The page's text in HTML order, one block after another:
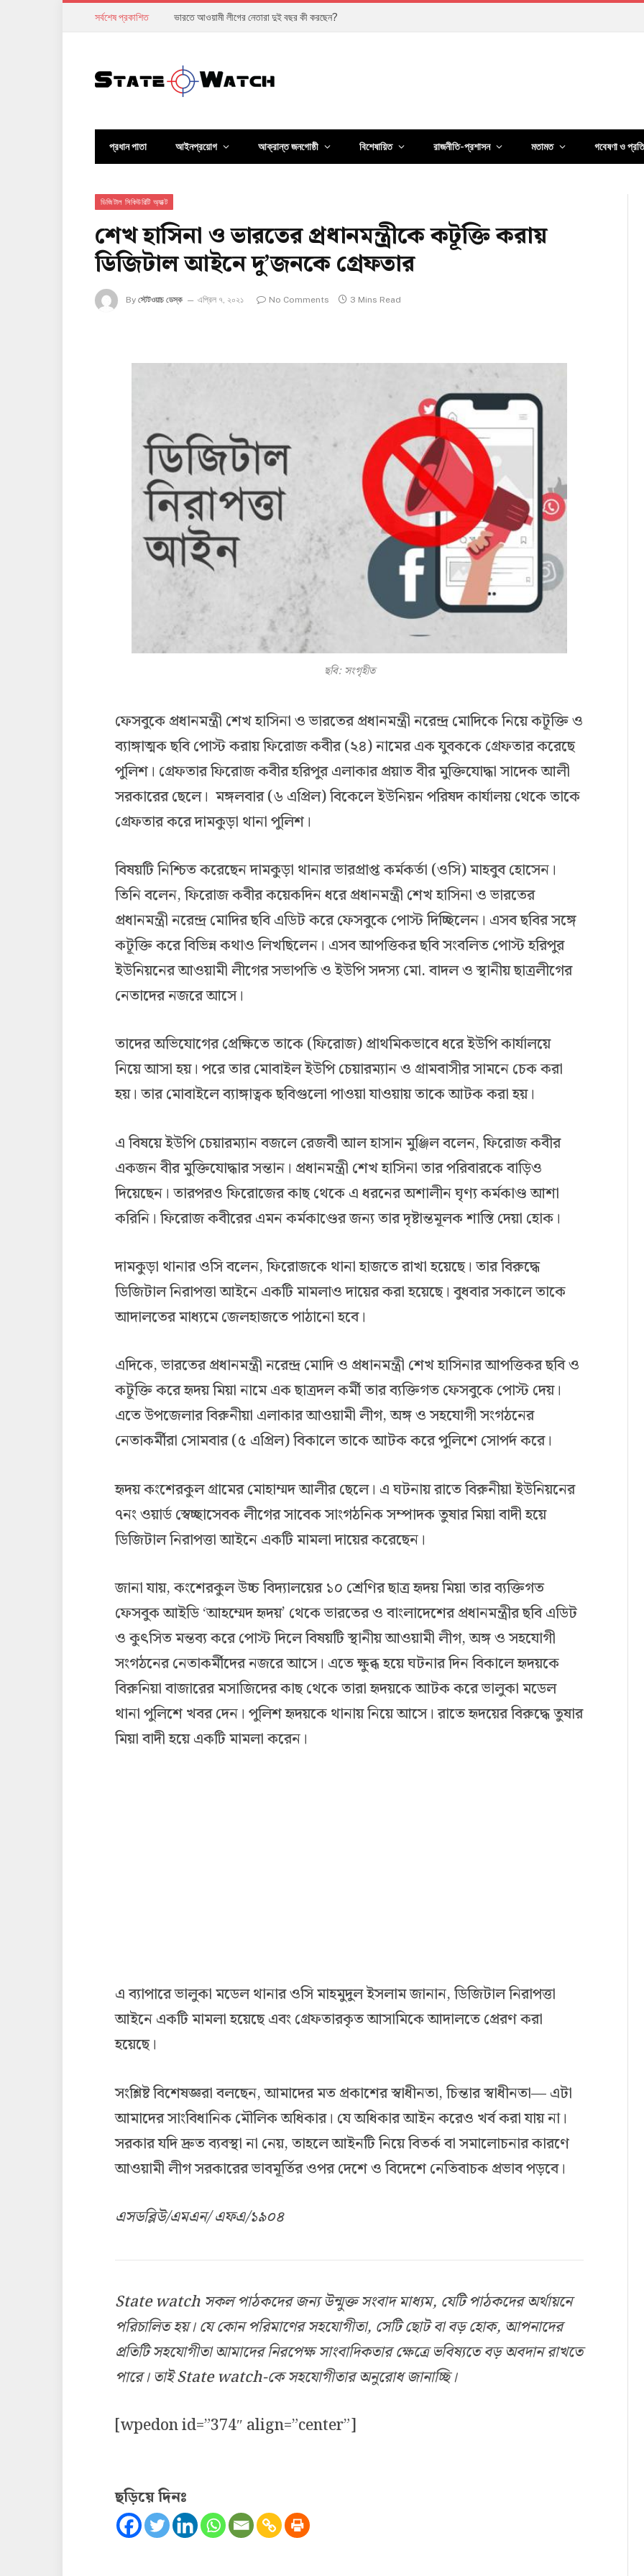
সর্বশেষ প্রকাশিত আগস্টের আকাশে উল্কাবৃষ্টি: বাংলাদেশ থেকে কখন দেখা যাবে?
প্রধান পাতা আইনপ্রয়োগ আক্রান্ত জনগোষ্ঠী বিশেষায়িত রাজনীতি-প্রশাসন মতামত গবেষণা ও
ডিজিটাল সিকিউরিটি অ্যাক্ট
শেখ হাসিনা ও ভারতের প্রধানমন্ত্রীকে কটূক্তি করায়
ডিজিটাল আইনে দু’জনকে গ্রেফতার
By স্টেটওয়াচ ডেস্ক এপ্রিল ৭, ২০২১ No Comments 3 Mins Read
ছবি: সংগৃহীত
ফেসবুকে প্রধানমন্ত্রী শেখ হাসিনা ও ভারতের প্রধানমন্ত্রী নরেন্দ্র মোদিকে নিয়ে কটূক্তি ও
ব্যাঙ্গাত্মক ছবি পোস্ট করায় ফিরোজ কবীর (২৪) নামের এক যুবককে গ্রেফতার করেছে
পুলিশ। গ্রেফতার ফিরোজ কবীর হরিপুর এলাকার প্রয়াত বীর মুক্তিযোদ্ধা সাদেক আলী
সরকারের ছেলে। মঙ্গলবার (৬ এপ্রিল) বিকেলে ইউনিয়ন পরিষদ কার্যালয় থেকে তাকে
গ্রেফতার করে দামকুড়া থানা পুলিশ।
বিষয়টি নিশ্চিত করেছেন দামকুড়া থানার ভারপ্রাপ্ত কর্মকর্তা (ওসি) মাহবুব হোসেন।
তিনি বলেন, ফিরোজ কবীর কয়েকদিন ধরে প্রধানমন্ত্রী শেখ হাসিনা ও ভারতের
প্রধানমন্ত্রী নরেন্দ্র মোদির ছবি এডিট করে ফেসবুকে পোস্ট দিচ্ছিলেন। এসব ছবির সঙ্গে
কটূক্তি করে বিভিন্ন কথাও লিখছিলেন। এসব আপত্তিকর ছবি সংবলিত পোস্ট হরিপুর
ইউনিয়নের আওয়ামী লীগের সভাপতি ও ইউপি সদস্য মো. বাদল ও স্থানীয় ছাত্রলীগের
নেতাদের নজরে আসে।
তাদের অভিযোগের প্রেক্ষিতে তাকে (ফিরোজ) প্রাথমিকভাবে ধরে ইউপি কার্যালয়ে
নিয়ে আসা হয়। পরে তার মোবাইল ইউপি চেয়ারম্যান ও গ্রামবাসীর সামনে চেক করা
হয়। তার মোবাইলে ব্যাঙ্গাত্বক ছবিগুলো পাওয়া যাওয়ায় তাকে আটক করা হয়।
এ বিষয়ে ইউপি চেয়ারম্যান বজলে রেজবী আল হাসান মুঞ্জিল বলেন, ফিরোজ কবীর
একজন বীর মুক্তিযোদ্ধার সন্তান। প্রধানমন্ত্রী শেখ হাসিনা তার পরিবারকে বাড়িও
দিয়েছেন। তারপরও ফিরোজের কাছ থেকে এ ধরনের অশালীন ঘৃণ্য কর্মকাণ্ড আশা
করিনি। ফিরোজ কবীরের এমন কর্মকাণ্ডের জন্য তার দৃষ্টান্তমূলক শাস্তি দেয়া হোক।
দামকুড়া থানার ওসি বলেন, ফিরোজকে থানা হাজতে রাখা হয়েছে। তার বিরুদ্ধে
ডিজিটাল নিরাপত্তা আইনে একটি মামলাও দায়ের করা হয়েছে। বুধবার সকালে তাকে
আদালতের মাধ্যমে জেলহাজতে পাঠানো হবে।
এদিকে, ভারতের প্রধানমন্ত্রী নরেন্দ্র মোদি ও প্রধানমন্ত্রী শেখ হাসিনার আপত্তিকর ছবি ও
কটূক্তি করে হৃদয় মিয়া নামে এক ছাত্রদল কর্মী তার ব্যক্তিগত ফেসবুকে পোস্ট দেয়।
এতে উপজেলার বিরুনীয়া এলাকার আওয়ামী লীগ, অঙ্গ ও সহযোগী সংগঠনের
নেতাকর্মীরা সোমবার (৫ এপ্রিল) বিকালে তাকে আটক করে পুলিশে সোপর্দ করে।
হৃদয় কংশেরকুল গ্রামের মোহাম্মদ আলীর ছেলে। এ ঘটনায় রাতে বিরুনীয়া ইউনিয়নের
৭নং ওয়ার্ড স্বেচ্ছাসেবক লীগের সাবেক সাংগঠনিক সম্পাদক তুষার মিয়া বাদী হয়ে
ডিজিটাল নিরাপত্তা আইনে একটি মামলা দায়ের করেছেন।
জানা যায়, কংশেরকুল উচ্চ বিদ্যালয়ের ১০ শ্রেণির ছাত্র হৃদয় মিয়া তার ব্যক্তিগত
ফেসবুক আইডি ‘আহম্মেদ হৃদয়’ থেকে ভারতের ও বাংলাদেশের প্রধানমন্ত্রীর ছবি এডিট
ও কুৎসিত মন্তব্য করে পোস্ট দিলে বিষয়টি স্থানীয় আওয়ামী লীগ, অঙ্গ ও সহযোগী
সংগঠনের নেতাকর্মীদের নজরে আসে। এতে ক্ষুব্ধ হয়ে ঘটনার দিন বিকালে হৃদয়কে
বিরুনিয়া বাজারের মসাজিদের কাছ থেকে তারা হৃদয়কে আটক করে ভালুকা মডেল
থানা পুলিশে খবর দেন। পুলিশ হৃদয়কে থানায় নিয়ে আসে। রাতে হৃদয়ের বিরুদ্ধে তুষার
মিয়া বাদী হয়ে একটি মামলা করেন।
এ ব্যাপারে ভালুকা মডেল থানার ওসি মাহমুদুল ইসলাম জানান, ডিজিটাল নিরাপত্তা
আইনে একটি মামলা হয়েছে এবং গ্রেফতারকৃত আসামিকে আদালতে প্রেরণ করা
হয়েছে।
সংশ্লিষ্ট বিশেষজ্ঞরা বলছেন, আমাদের মত প্রকাশের স্বাধীনতা, চিন্তার স্বাধীনতা— এটা
আমাদের সাংবিধানিক মৌলিক অধিকার। যে অধিকার আইন করেও খর্ব করা যায় না।
সরকার যদি দ্রুত ব্যবস্থা না নেয়, তাহলে আইনটি নিয়ে বিতর্ক বা সমালোচনার কারণে
আওয়ামী লীগ সরকারের ভাবমূর্তির ওপর দেশে ও বিদেশে নেতিবাচক প্রভাব পড়বে।
এসডব্লিউ/এমএন/ এফএ/১৯০৪
State watch সকল পাঠকদের জন্য উন্মুক্ত সংবাদ মাধ্যম, যেটি পাঠকদের অর্থায়নে
পরিচালিত হয়। যে কোন পরিমাণের সহযোগীতা, সেটি ছোট বা বড় হোক, আপনাদের
প্রতিটি সহযোগীতা আমাদের নিরপেক্ষ সাংবাদিকতার ক্ষেত্রে ভবিষ্যতে বড় অবদান রাখতে
পারে। তাই State watch-কে সহযোগীতার অনুরোধ জানাচ্ছি।
[wpedon id=”374″ align=”center”]
ছড়িয়ে দিনঃ